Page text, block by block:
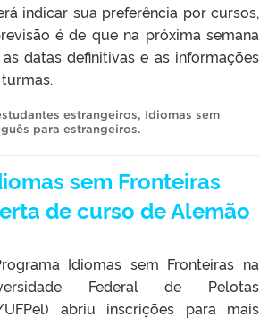
indicar sua preferência por cursos,
é de que na próxima semana
datas definitivas e as informações
estrangeiros, Idiomas sem
para estrangeiros.
sem Fronteiras
de curso de Alemão
Idiomas sem Fronteiras na
Federal de Pelotas
UFPel) abriu inscrições para mais